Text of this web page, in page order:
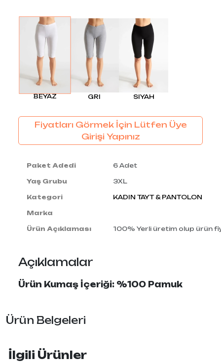
BEYAZ GRI SIYAH
Fiyatları Görmek İçin Lütfen Üye
Girişi Yapınız
Paket Adedi 6 Adet
Yaş Grubu 3XL
Kategori KADIN TAYT & PANTOLON
Marka
Ürün Açıklaması 100% Yerli üretim olup ürün
Açıklamalar
Ürün Kumaş İçeriği: %100 Pamuk
Ürün Belgeleri
İlgili Ürünler